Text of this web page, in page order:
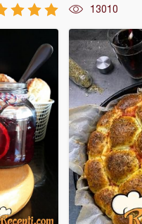
13010